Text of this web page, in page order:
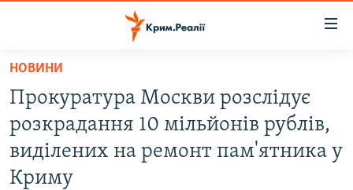
Перейти
основного
матеріалу
Перейти
до
основної
ВОДА.КРИМ
ВІДЕО ТА ФОТО
ПОЛІТИКА
НОВИНИ
Прокуратура Москви розслідує
розкрадання 10 мільйонів рублів,
виділених на ремонт пам'ятника у
Криму